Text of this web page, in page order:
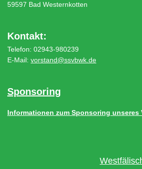
59597 Bad Westernkotten
Kontakt:
Telefon: 02943-980239
E-Mail: vorstand@ssvbwk.de
Sponsoring
Informationen zum Sponsoring unseres